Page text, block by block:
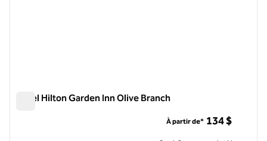
Hôtel Hilton Garden Inn Olive Branch
À partir de* 134 $